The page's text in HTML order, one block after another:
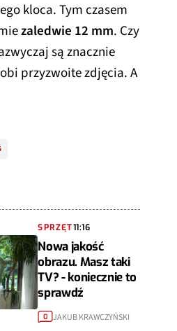
kloca. Tym czasem
zaledwie 12 mm. Czy
są znacznie
przyzwoite zdjęcia. A
SPRZĘT11:16
Nowa jakość
obrazu. Masz taki
TV? - koniecznie to
sprawdź
0 JAKUB KRAWCZYŃSKI